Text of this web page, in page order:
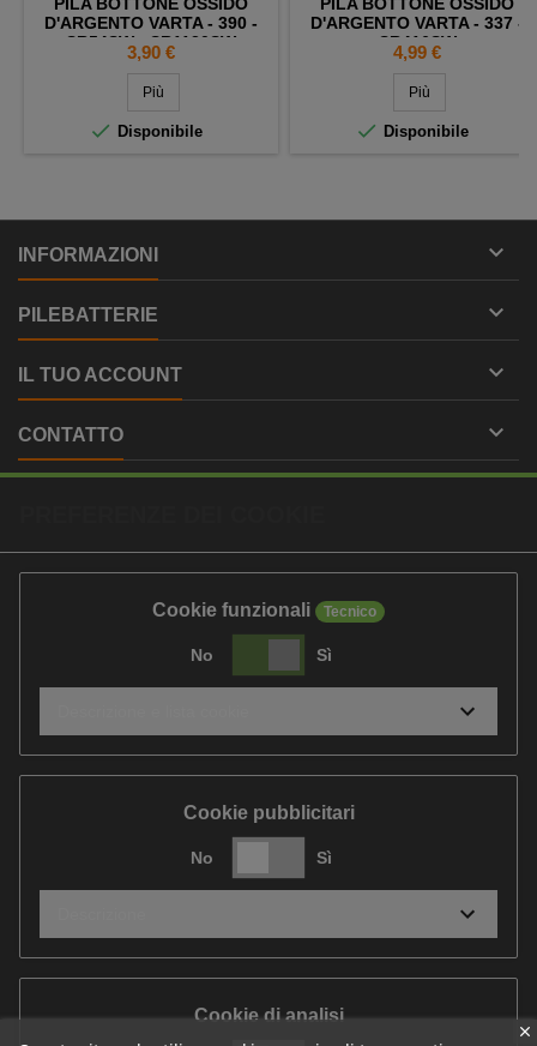
D'ARGENTO VARTA - 390 -
SR54SW - SR1130SW
Prezzo
3,90 €
Più
 Disponibile
D'ARGENTO VARTA - 337 -
SR416SW
Prezzo
4,99 €
Più
 Disponibile
INFORMAZIONI 
PILEBATTERIE 
IL TUO ACCOUNT 
CONTATTO 
Cookie funzionali Tecnico
No Sì
Cookie pubblicitari
No Sì
Cookie di analisi